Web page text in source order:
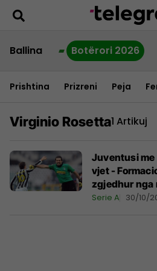
Ballina Botërori 2026
Prishtina Prizreni Peja
Virginio Rosetta1 Artikuj
Juventusi me
vjet -
zgjedhur nga
italian
Serie A 30/10/